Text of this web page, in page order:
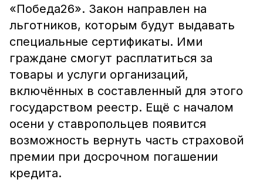
«Победа26». Закон направлен на
льготников, которым будут выдавать
специальные сертификаты. Ими
граждане смогут расплатиться за
товары и услуги организаций,
включённых в составленный для этого
государством реестр. Ещё с началом
осени у ставропольцев появится
возможность вернуть часть страховой
премии при досрочном погашении
кредита.